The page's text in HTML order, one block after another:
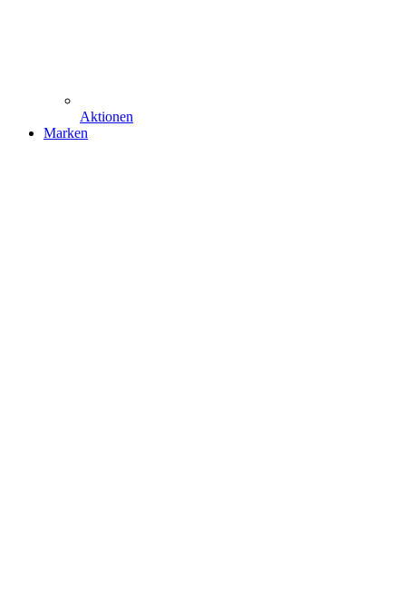
Aktionen
Marken